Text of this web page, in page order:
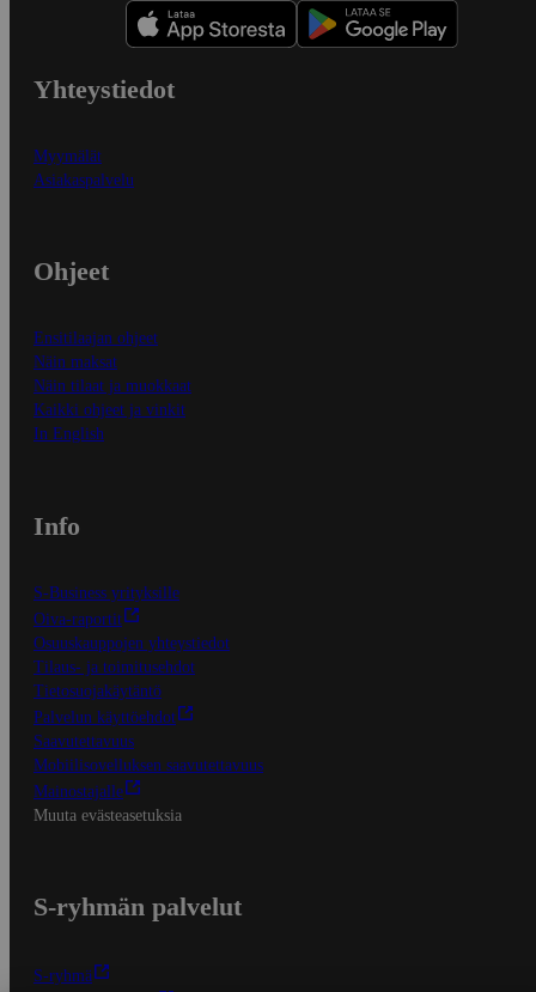
Yhteystiedot
Myymälät
Asiakaspalvelu
Ohjeet
Ensitilaajan ohjeet
Näin maksat
Näin tilaat ja muokkaat
Kaikki ohjeet ja vinkit
In English
Info
S-Business yrityksille
Oiva-raportit
Osuuskauppojen yhteystiedot
Tilaus- ja toimitusehdot
Tietosuojakäytäntö
Palvelun käyttöehdot
Saavutettavuus
Mobiilisovelluksen saavutettavuus
Mainostajalle
Muuta evästeasetuksia
S-ryhmän palvelut
S-ryhmä